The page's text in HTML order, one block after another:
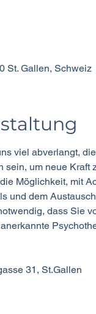
St. Gallen, Schweiz
viel abverlangt,
um neue Kraft
Möglichkeit, mit
und dem
dass Sie
31, St.Gallen